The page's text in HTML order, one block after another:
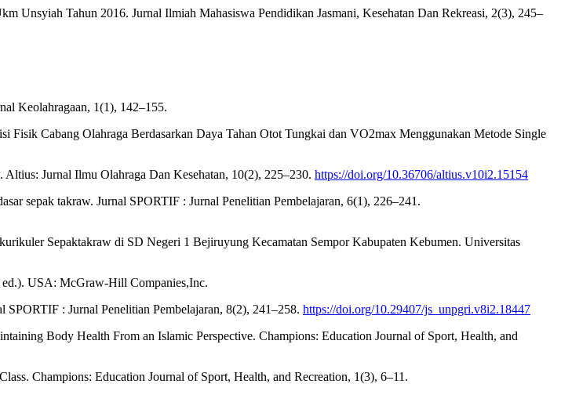
Unsyiah Tahun 2016. Jurnal Ilmiah Mahasiswa Pendidikan Jasmani, Kesehatan Dan Rekreasi, 2(3), 245–
Keolahragaan, 1(1), 142–155.
Cabang Olahraga Berdasarkan Daya Tahan Otot Tungkai dan VO2max Menggunakan Metode Single
Jurnal Ilmu Olahraga Dan Kesehatan, 10(2), 225–230. https://doi.org/10.36706/altius.v10i2.15154
sepak takraw. Jurnal SPORTIF : Jurnal Penelitian Pembelajaran, 6(1), 226–241.
Sepaktakraw di SD Negeri 1 Bejiruyung Kecamatan Sempor Kabupaten Kebumen. Universitas
USA: McGraw-Hill Companies,Inc.
: Jurnal Penelitian Pembelajaran, 8(2), 241–258. https://doi.org/10.29407/js_unpgri.v8i2.18447
Body Health From an Islamic Perspective. Champions: Education Journal of Sport, Health, and
Champions: Education Journal of Sport, Health, and Recreation, 1(3), 6–11.